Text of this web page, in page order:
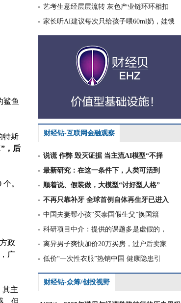
鲨鱼
特斯
，后
。
政
广
其主
，但
艺考生意经层层流转 灰色产业链环环相扣
家长听AI建议每次只给孩子喂60ml奶，娃饿
财经钻-互联网金融观察
说谎 作弊 毁灭证据 当主流AI模型“不择
最新研究：在这一条件下，人类可活到
顺着说、假装做，大模型“讨好型人格”
不再只靠补牙 全球首例自体再生牙已进入
中国夫妻帮小孩“买泰国假生父”换国籍
科研项目中介：提供的课题多是虚假的，
离异男子爽快加价20万买房，过户后卖家
低价“一次性衣服”热销中国 健康隐患引
财经钻-众筹/创投视野